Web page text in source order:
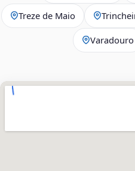
Treze de Maio
Varadouro